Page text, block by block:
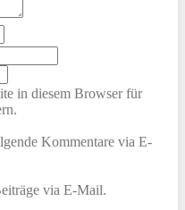
in diesem Browser für
Kommentare via E-
via E-Mail.